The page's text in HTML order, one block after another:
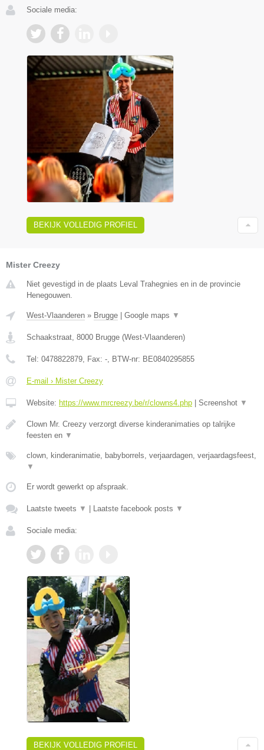
Sociale media:
BEKIJK VOLLEDIG PROFIEL
Mister Creezy
Niet gevestigd in de plaats Leval Trahegnies en in de provincie
Henegouwen.
West-Vlaanderen » Brugge Google maps ▼
Schaakstraat, 8000 Brugge (West-Vlaanderen)
Tel: 0478822879, Fax: -, BTW-nr: BE0840295855
E-mail › Mister Creezy
Website: https://www.mrcreezy.be/r/clowns4.php Screenshot ▼
Clown Mr. Creezy verzorgt diverse kinderanimaties op talrijke
feesten en ▼
clown, kinderanimatie, babyborrels, verjaardagen, verjaardagsfeest,
▼
Er wordt gewerkt op afspraak.
Laatste tweets ▼ Laatste facebook posts ▼
Sociale media:
BEKIJK VOLLEDIG PROFIEL